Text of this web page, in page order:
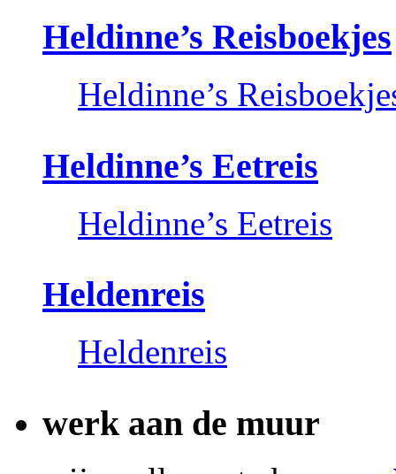
Heldinne’s Reisboekjes
Heldinne’s
Heldinne’s Eetreis
Heldinne’s Eetreis
Heldenreis
Heldenreis
werk aan de muur